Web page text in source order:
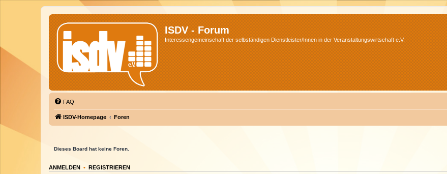
ISDV - Forum
Interessengemeinschaft der selbständigen Dienstleister/Innen in der Veranstaltungswirtschaft e.V.
FAQ
ISDV-Homepage Foren
Dieses Board hat keine Foren.
ANMELDEN • REGISTRIEREN